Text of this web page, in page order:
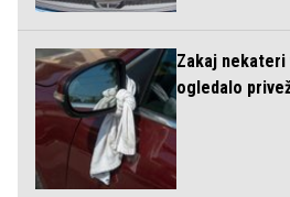
Zakaj nekateri
ogledalo